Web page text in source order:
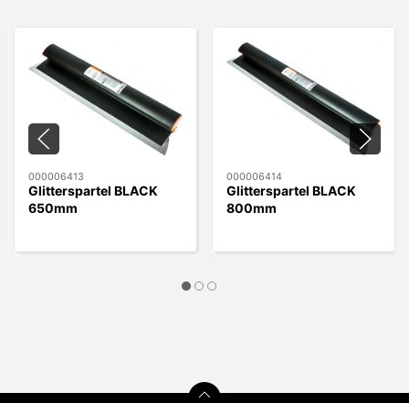
000006413
Glitterspartel BLACK
650mm
000006414
Glitterspartel BLACK
800mm